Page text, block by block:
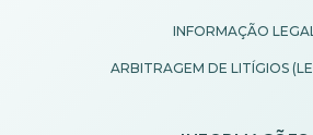
INFORMAÇÃO
ARBITRAGEM DE LITÍGIOS